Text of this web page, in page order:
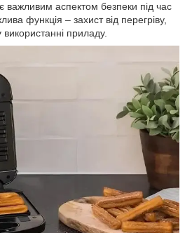
важливим аспектом безпеки під час
функція – захист від перегріву,
приладу.